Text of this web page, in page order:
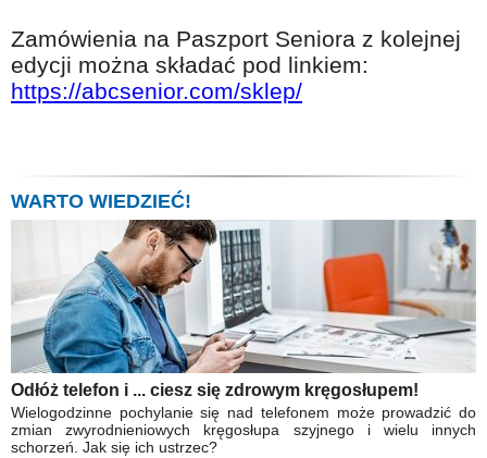
Zamówienia na Paszport Seniora z kolejnej
edycji można składać pod linkiem:
https://abcsenior.com/sklep/
WARTO WIEDZIEĆ!
Odłóż telefon i ... ciesz się zdrowym kręgosłupem!
Wielogodzinne pochylanie się nad telefonem może prowadzić do
zmian zwyrodnieniowych kręgosłupa szyjnego i wielu innych
schorzeń. Jak się ich ustrzec?